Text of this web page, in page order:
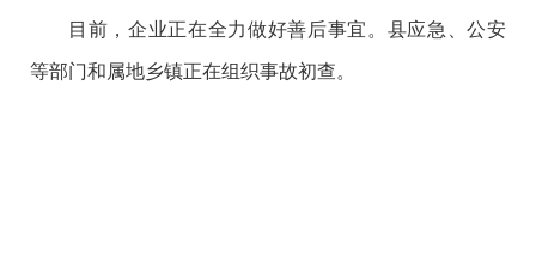
目前，企业正在全力做好善后事宜。县应急、公安
等部门和属地乡镇正在组织事故初查。